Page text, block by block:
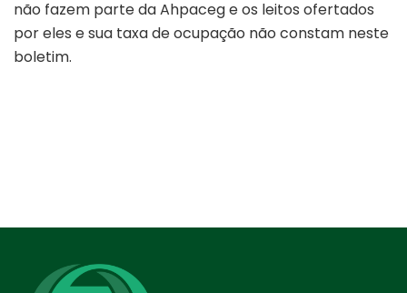
não fazem parte da Ahpaceg e os leitos ofertados
por eles e sua taxa de ocupação não constam neste
boletim.